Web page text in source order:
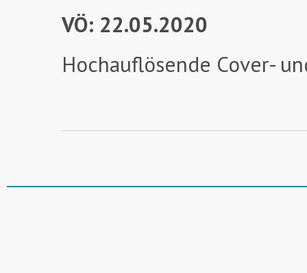
VÖ: 22.05.2020
Hochauflösende Cover-